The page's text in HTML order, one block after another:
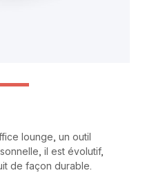
lounge, un outil
il est évolutif,
de façon durable.